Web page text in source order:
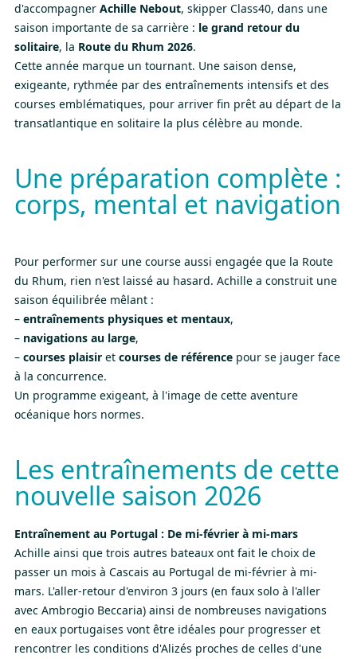
d'accompagner Achille Nebout, skipper Class40, dans une
saison importante de sa carrière : le grand retour du
solitaire, la Route du Rhum 2026.
Cette année marque un tournant. Une saison dense,
exigeante, rythmée par des entraînements intensifs et des
courses emblématiques, pour arriver fin prêt au départ de la
transatlantique en solitaire la plus célèbre au monde.
Une préparation complète :
corps, mental et navigation
Pour performer sur une course aussi engagée que la Route
du Rhum, rien n'est laissé au hasard. Achille a construit une
saison équilibrée mêlant :
– entraînements physiques et mentaux,
– navigations au large,
– courses plaisir et courses de référence pour se jauger face
à la concurrence.
Un programme exigeant, à l'image de cette aventure
océanique hors normes.
Les entraînements de cette
nouvelle saison 2026
Entraînement au Portugal : De mi-février à mi-mars
Achille ainsi que trois autres bateaux ont fait le choix de
passer un mois à Cascais au Portugal de mi-février à mi-
mars. L'aller-retour d'environ 3 jours (en faux solo à l'aller
avec Ambrogio Beccaria) ainsi de nombreuses navigations
en eaux portugaises vont être idéales pour progresser et
rencontrer les conditions d'Alizés proches de celles d'une